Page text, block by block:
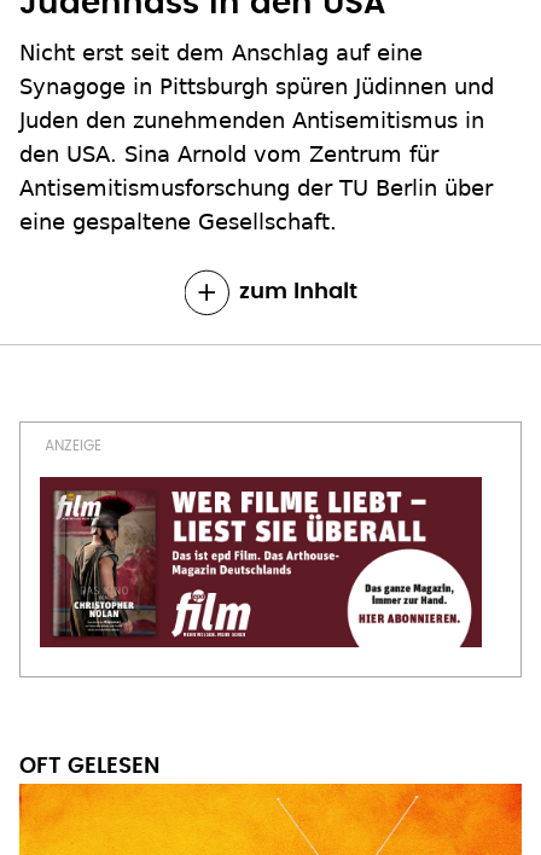
Nicht erst seit dem Anschlag auf eine
Synagoge in Pittsburgh spüren Jüdinnen und
Juden den zunehmenden Antisemitismus in
den USA. Sina Arnold vom Zentrum für
Antisemitismusforschung der TU Berlin über
eine gespaltene Gesellschaft.
zum Inhalt
OFT GELESEN